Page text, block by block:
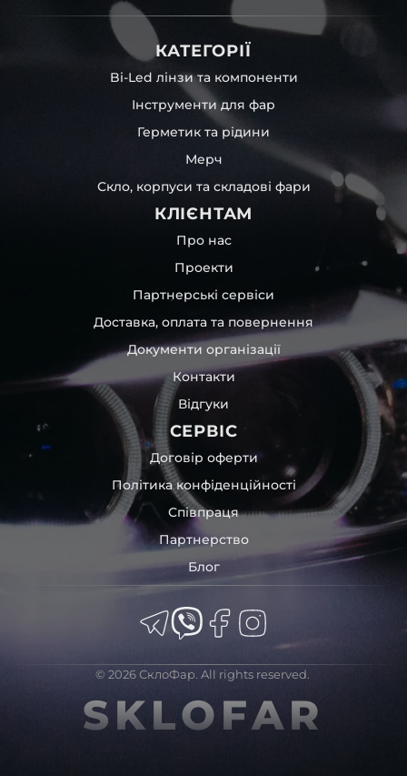
КАТЕГОРІЇ
Bi-Led лінзи та компоненти
Інструменти для фар
Герметик та рідини
Мерч
Скло, корпуси та складові фари
КЛІЄНТАМ
Про нас
Проекти
Партнерські сервіси
Доставка, оплата та повернення
Документи організації
Контакти
Відгуки
СЕРВІС
Договір оферти
Політика конфіденційності
Співпраця
Партнерство
Блог
© 2026 СклоФар. All rights reserved.
SKLOFAR